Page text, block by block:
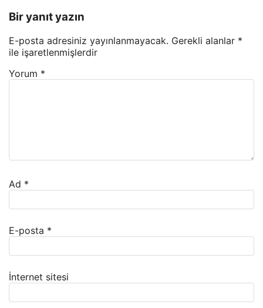
Bir yanıt yazın
E-posta adresiniz yayınlanmayacak. Gerekli alanlar *
ile işaretlenmişlerdir
Yorum *
Ad *
E-posta *
İnternet sitesi